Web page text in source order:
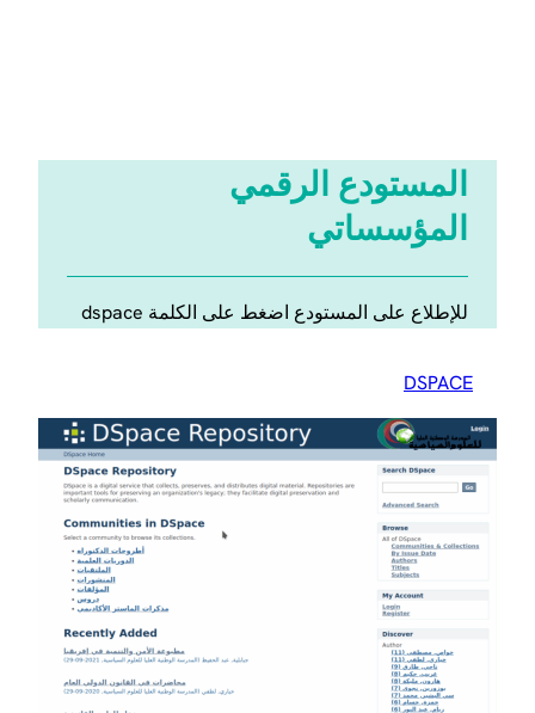
المستودع الرقمي
المؤسساتي
للإطلاع على المستودع اضغط على الكلمة dspace
DSPACE